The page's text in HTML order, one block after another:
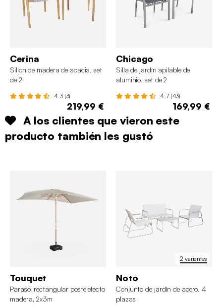
Cerina
Sillon de madera de acacia, set
de 2
4.3 (3)
219,99 €
Chicago
Silla de jardín apilable de
aluminio, set de 2
4.7 (43)
169,99 €
A los clientes que vieron este
producto también les gustó
Touquet
Parasol rectangular poste efecto
madera, 2x3m
2 variantes
Noto
Conjunto de jardín de acero, 4
plazas